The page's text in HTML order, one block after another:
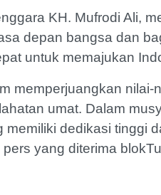
KH. Mufrodi Ali,
depan bangsa dan
untuk memajukan
memperjuangkan nilai-
umat. Dalam
dedikasi tinggi
yang diterima